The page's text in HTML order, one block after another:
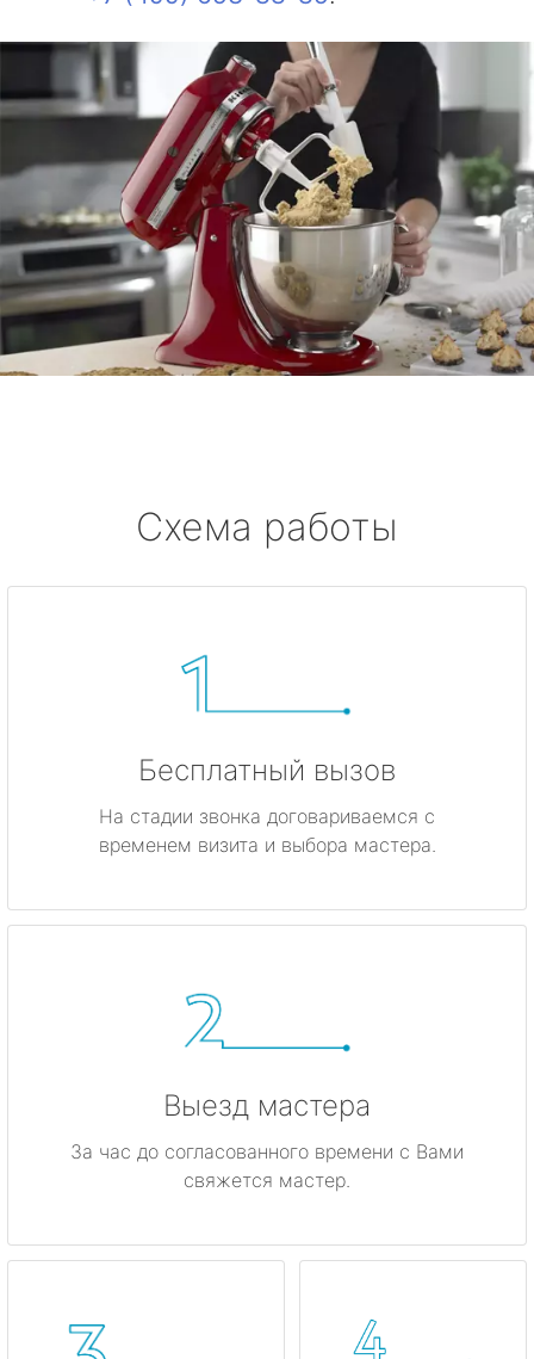
Схема работы
Бесплатный вызов
На стадии звонка договариваемся с
временем визита и выбора мастера.
Выезд мастера
За час до согласованного времени с Вами
свяжется мастер.